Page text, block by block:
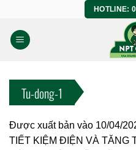
nội
dung
HOTLINE:
Tu-dong-1
Được xuất bản vào 10/04/
TIẾT KIỆM ĐIỆN VÀ TĂNG